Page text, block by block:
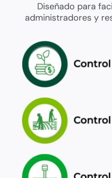
Diseñado para
administradores y